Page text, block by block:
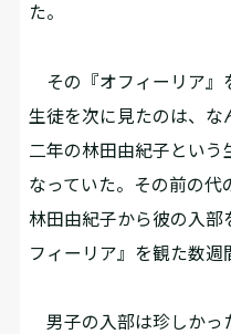
た。
その『オフィーリア』
生徒を次に見たのは、な
二年の林田由紀子とい
なっていた。その前の代
林田由紀子から彼の入部
フィーリア』を観た数週
男子の入部は珍しかっ